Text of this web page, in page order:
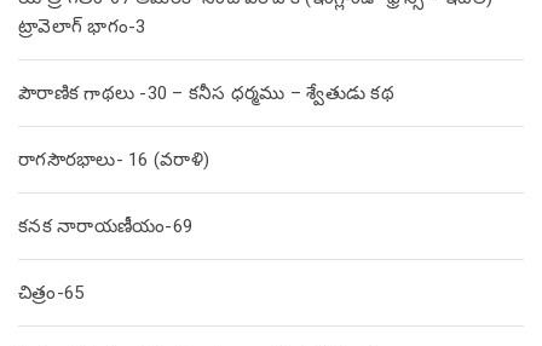
ట్రావెలాగ్ భాగం-3
పౌరాణిక గాథలు -30 – కనీస ధర్మము – శ్వేతుడు కథ
రాగసౌరభాలు- 16 (వరాళి)
కనక నారాయణీయం-69
చిత్రం-65